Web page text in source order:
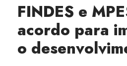
FINDES e
acordo para
o